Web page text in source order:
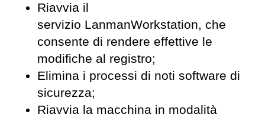
Riavvia il
servizio LanmanWorkstation, che
consente di rendere effettive le
modifiche al registro;
Elimina i processi di noti software di
sicurezza;
Riavvia la macchina in modalità